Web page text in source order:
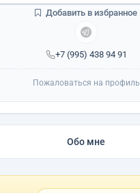
+7 (995) 438 94 91
Добавить в избранное
Пожаловаться на профиль
Обо мне